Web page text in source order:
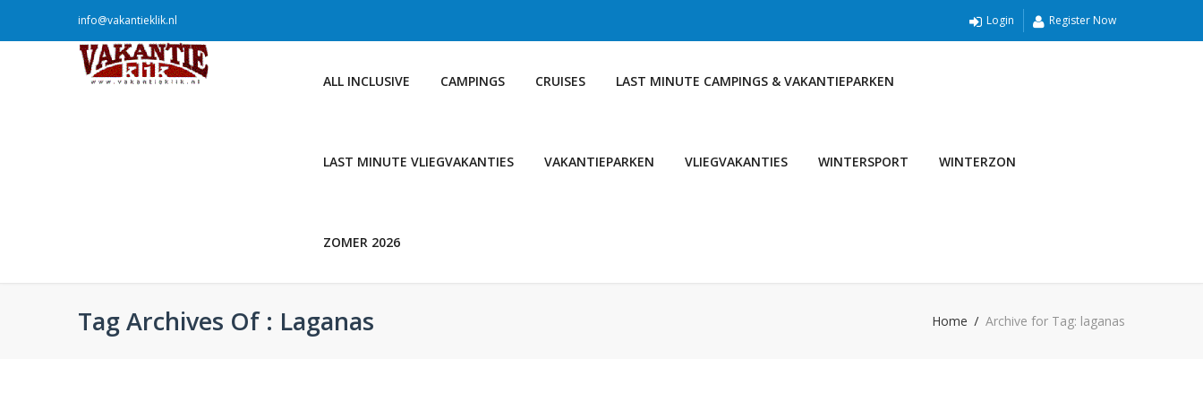
info@vakantieklik.nl Login Register Now
ALL INCLUSIVE CAMPINGS CRUISES LAST MINUTE CAMPINGS & VAKANTIEPARKEN
LAST MINUTE VLIEGVAKANTIES VAKANTIEPARKEN VLIEGVAKANTIES WINTERSPORT WINTERZON
ZOMER 2026
Tag Archives Of : Laganas Home Archive for Tag: laganas